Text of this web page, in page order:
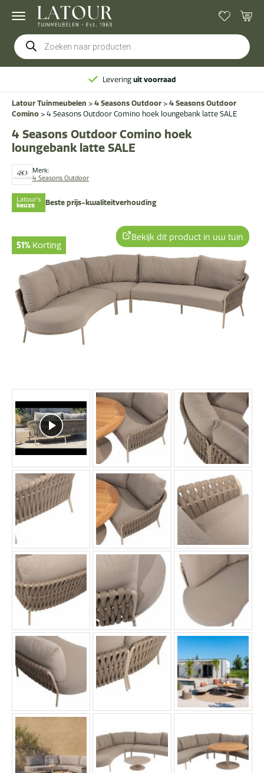
Producten
zoeken
Levering uit voorraad
Latour Tuinmeubelen > 4 Seasons Outdoor > 4 Seasons Outdoor
Comino > 4 Seasons Outdoor Comino hoek loungebank latte SALE
Merk:
4 Seasons Outdoor
4 Seasons Outdoor Comino hoek
loungebank latte SALE
Latour's
keuze Beste prijs-kwaliteitverhouding
51% Korting
Bekijk dit product in uw tuin